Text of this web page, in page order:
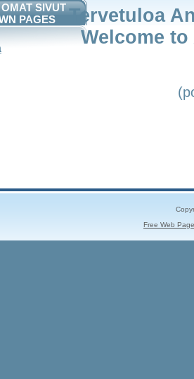
Tervetuloa
Welcome
SIVUT
PAGES
Free Web